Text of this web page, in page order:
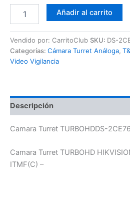
Añadir al carrito
Vendido por: CarritoClub SKU: DS-
Categorías: Cámara Turret Análoga,
Video Vigilancia
Descripción
Camara Turret TURBOHDDS-
Camara Turret TURBOHD
ITMF(C) –